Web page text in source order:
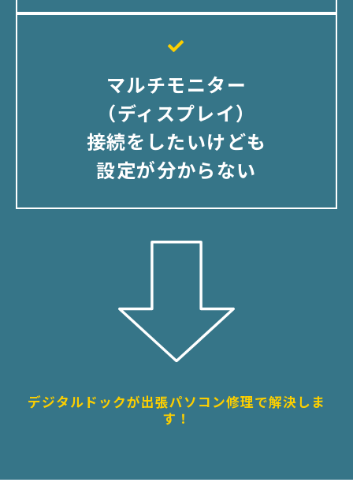
マルチモニター
（ディスプレイ）
接続をしたいけども
設定が分からない
デジタルドックが出張パソコン修理で解決しま
す！